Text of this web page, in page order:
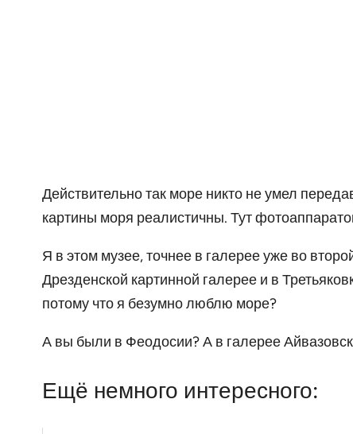
Действительно так море никто не умел
картины моря реалистичны. Тут
Я в этом музее, точнее в галерее уже во
Дрезденской картинной галерее и в
потому что я безумно люблю море?
А вы были в Феодосии? А в галерее
Ещё немного интересного: